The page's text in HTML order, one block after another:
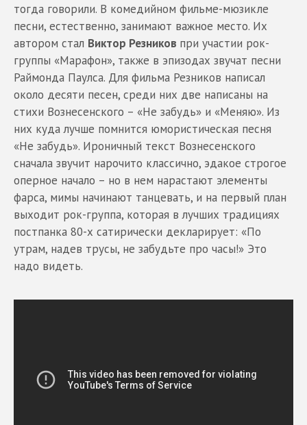
тогда говорили. В комедийном фильме-мюзикле
песни, естественно, занимают важное место. Их
автором стал Виктор Резников при участии рок-
группы «Марафон», также в эпизодах звучат песни
Раймонда Паулса. Для фильма Резников написал
около десяти песен, среди них две написаны на
стихи Вознесенского – «Не забудь» и «Меняю». Из
них куда лучше помнится юмористическая песня
«Не забудь». Ироничный текст Вознесенского
сначала звучит нарочито классично, эдакое строгое
оперное начало – но в нем нарастают элементы
фарса, мимы начинают танцевать, и на первый план
выходит рок-группа, которая в лучших традициях
постпанка 80-х сатирически декларирует: «По
утрам, надев трусы, не забудьте про часы!» Это
надо видеть.